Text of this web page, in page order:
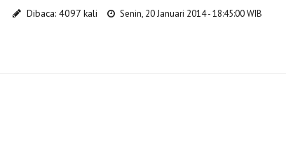
Dibaca: 4097 kali Senin, 20 Januari 2014 - 18:45:00 WIB